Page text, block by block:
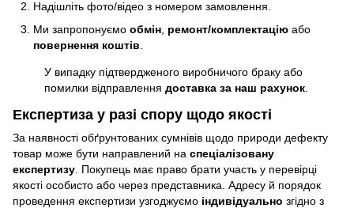
Надішліть фото/відео з номером замовлення.
Ми запропонуємо обмін ремонт/комплектацію або
повернення коштів
У випадку підтвердженого виробничого браку або
помилки відправлення доставка за наш рахунок
Експертиза у разі спору щодо якості
За наявності обґрунтованих сумнівів щодо природи дефекту
товар може бути направлений на спеціалізовану
експертизу . Покупець має право брати участь у перевірці
якості особисто або через представника. Адресу й порядок
проведення експертизи узгоджуємо індивідуально згідно з